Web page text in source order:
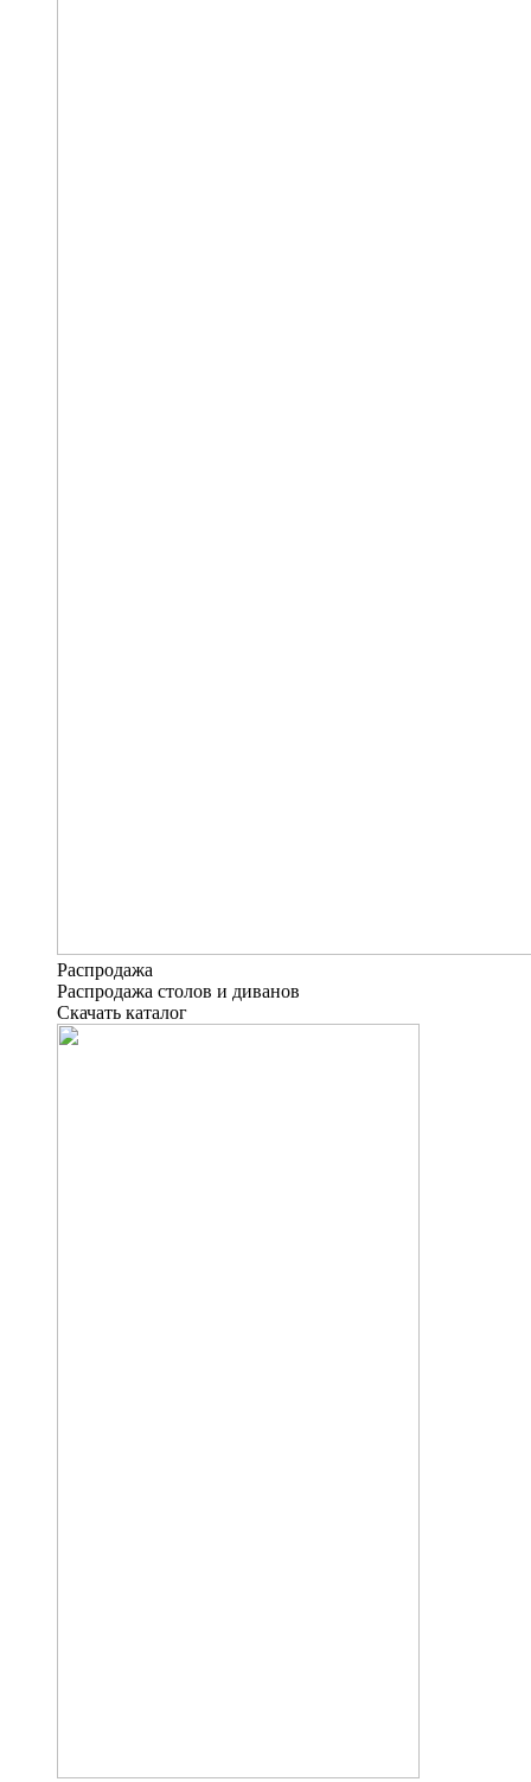
Распродажа
Распродажа столов и диванов
Скачать каталог